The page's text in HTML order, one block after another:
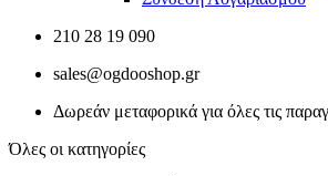
210 28 19 090
sales@ogdooshop.gr
Δωρεάν μεταφορικά για όλες τις
Όλες οι κατηγορίες